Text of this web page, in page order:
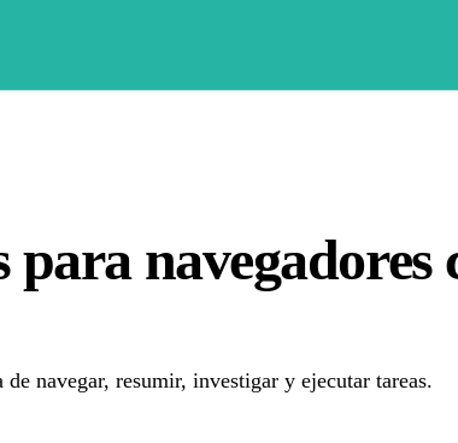
navegadores
navegar, resumir, investigar y ejecutar tareas.